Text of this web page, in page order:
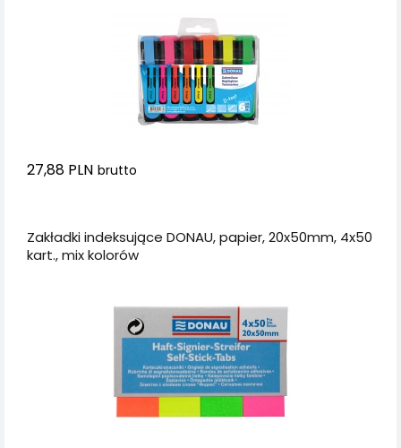
27,88 PLN brutto
Zakładki indeksujące DONAU, papier, 20x50mm, 4x50
kart., mix kolorów